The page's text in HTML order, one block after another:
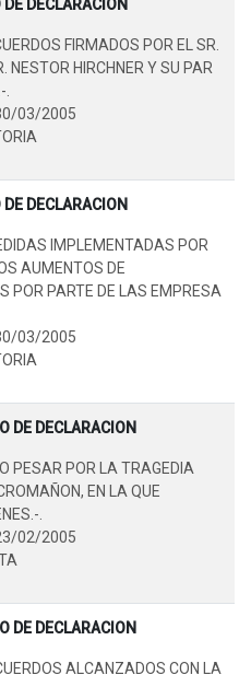
DE DECLARACION
FIRMADOS POR EL SR.
NESTOR HIRCHNER Y SU PAR
03/2005
DE DECLARACION
IMPLEMENTADAS POR
AUMENTOS DE
POR PARTE DE LAS EMPRESA
03/2005
DE DECLARACION
PESAR POR LA TRAGEDIA
EN LA QUE
.
02/2005
DE DECLARACION
ALCANZADOS CON LA